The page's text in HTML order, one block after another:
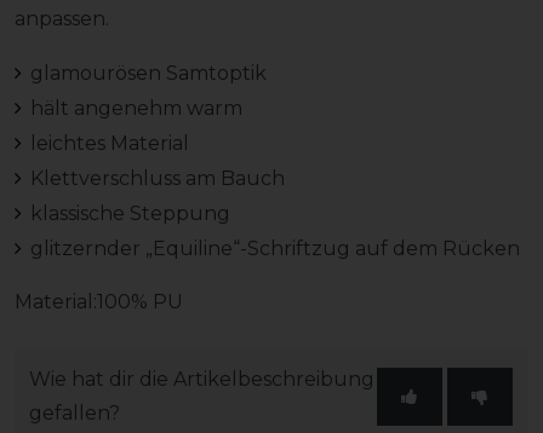
anpassen.
glamourösen Samtoptik
hält angenehm warm
leichtes Material
Klettverschluss am Bauch
klassische Steppung
glitzernder „Equiline“-Schriftzug auf dem Rücken
Material:100% PU
Wie hat dir die Artikelbeschreibung
gefallen?